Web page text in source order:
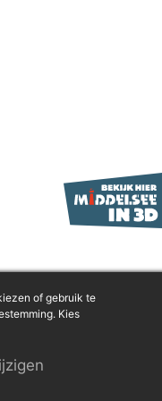
of gebruik te
Kies